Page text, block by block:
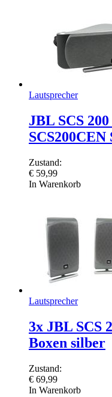
Lautsprecher
JBL SCS
SCS200CEN
Zustand:
€ 59,99
In Warenkorb
Lautsprecher
3x JBL SCS
Boxen silber
Zustand:
€ 69,99
In Warenkorb